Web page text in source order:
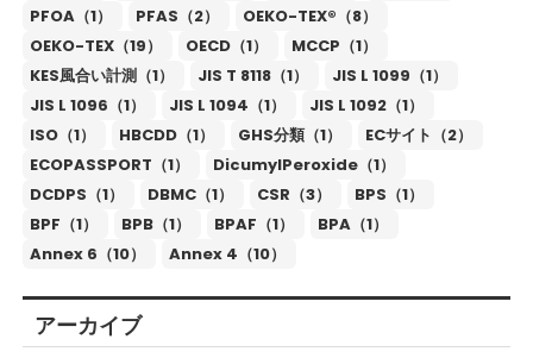
PFOA（1）
PFAS（2）
OEKO-TEX®（8）
OEKO-TEX（19）
OECD（1）
MCCP（1）
KES風合い計測（1）
JIS T 8118（1）
JIS L 1099（1）
JIS L 1096（1）
JIS L 1094（1）
JIS L 1092（1）
ISO（1）
HBCDD（1） GHS分類（1）
ECサイト（2）
ECOPASSPORT（1）
DicumylPeroxide（1）
DCDPS（1）
DBMC（1） CSR（3）
BPS（1）
BPF（1）
BPB（1） BPAF（1）
BPA（1）
Annex 6（10）
Annex 4（10）
アーカイブ